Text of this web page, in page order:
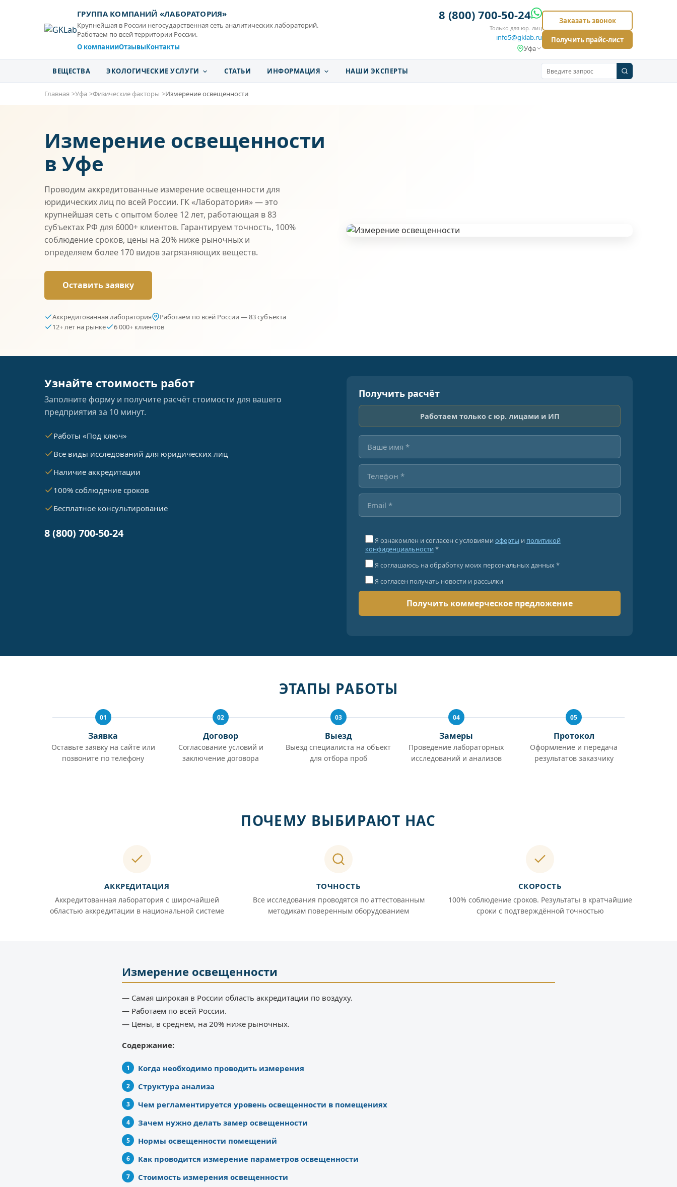
ГРУППА КОМПАНИЙ «ЛАБОРАТОРИЯ»
Крупнейшая в России негосударственная сеть аналитических лабораторий.
Работаем по всей территории России.
О компанииОтзывыКонтакты
8 (800) 700-50-24
Только для юр. лиц
info5@gklab.ru
Уфа
Заказать звонок
Получить прайс-лист
ВЕЩЕСТВА ЭКОЛОГИЧЕСКИЕ УСЛУГИ СТАТЬИ ИНФОРМАЦИЯ НАШИ ЭКСПЕРТЫ
Главная Уфа Физические факторы Измерение освещенности
Измерение освещенности
в Уфе
Проводим аккредитованные измерение освещенности для
юридических лиц по всей России. ГК «Лаборатория» — это
крупнейшая сеть с опытом более 12 лет, работающая в 83
субъектах РФ для 6000+ клиентов. Гарантируем точность, 100%
соблюдение сроков, цены на 20% ниже рыночных и
определяем более 170 видов загрязняющих веществ.
Оставить заявку
Аккредитованная лаборатория
Работаем по всей России — 83 субъекта
12+ лет на рынке
6 000+ клиентов
Узнайте стоимость работ
Заполните форму и получите расчёт стоимости для вашего
предприятия за 10 минут.
Работы «Под ключ»
Все виды исследований для юридических лиц
Наличие аккредитации
100% соблюдение сроков
Бесплатное консультирование
8 (800) 700-50-24
Получить расчёт
Работаем только с юр. лицами и ИП
Я ознакомлен и согласен с условиями оферты и политикой
конфиденциальности *
Я соглашаюсь на обработку моих персональных данных *
Я согласен получать новости и рассылки
ЭТАПЫ РАБОТЫ
01
Заявка
Оставьте заявку на сайте или
позвоните по телефону
02
Договор
Согласование условий и
заключение договора
03
Выезд
Выезд специалиста на объект
для отбора проб
04
Замеры
Проведение лабораторных
исследований и анализов
05
Протокол
Оформление и передача
результатов заказчику
ПОЧЕМУ ВЫБИРАЮТ НАС
АККРЕДИТАЦИЯ
Аккредитованная лаборатория с широчайшей
областью аккредитации в национальной системе
ТОЧНОСТЬ
Все исследования проводятся по аттестованным
методикам поверенным оборудованием
СКОРОСТЬ
100% соблюдение сроков. Результаты в кратчайшие
сроки с подтверждённой точностью
Измерение освещенности
— Самая широкая в России область аккредитации по воздуху.
— Работаем по всей России.
— Цены, в среднем, на 20% ниже рыночных.
Содержание:
Когда необходимо проводить измерения
Структура анализа
Чем регламентируется уровень освещенности в помещениях
Зачем нужно делать замер освещенности
Нормы освещенности помещений
Как проводится измерение параметров освещенности
Стоимость измерения освещенности